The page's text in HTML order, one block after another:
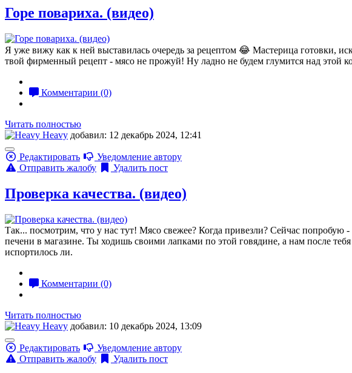
Горе повариха. (видео)
Я уже вижу как к ней выставилась очередь за рецептом 😂 Мастерица готовки,
твой фирменный рецепт - мясо не прожуй! Ну ладно не будем глумится над этой
Комментарии (0)
Читать полностью
Heavy добавил: 12 декабрь 2024, 12:41
Редактировать
Уведомление автору
Отправить жалобу
Удалить пост
Проверка качества. (видео)
Так... посмотрим, что у нас тут! Мясо свежее? Когда привезли? Сейчас
печени в магазине. Ты ходишь своими лапками по этой говядине, а нам после
испортилось ли.
Комментарии (0)
Читать полностью
Heavy добавил: 10 декабрь 2024, 13:09
Редактировать
Уведомление автору
Отправить жалобу
Удалить пост